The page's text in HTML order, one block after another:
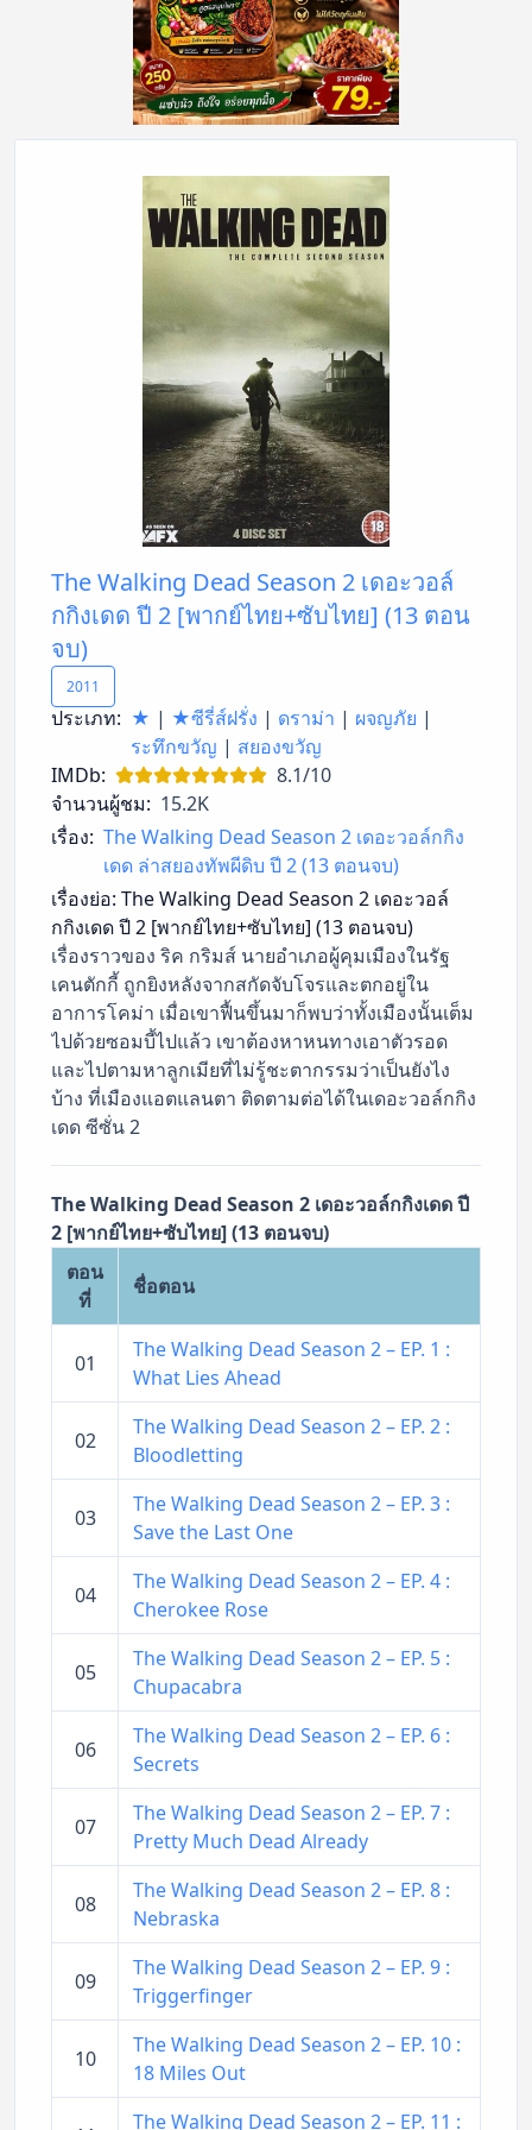
The Walking Dead Season 2 เดอะวอล์
กกิงเดด ปี 2 [พากย์ไทย+ซับไทย] (13 ตอน
จบ)
2011
ประเภท: ★ | ★ซีรี่ส์ฝรั่ง | ดราม่า | ผจญภัย |
ระทึกขวัญ | สยองขวัญ
IMDb:
8.1/10
จำนวนผู้ชม: 15.2K
เรื่อง: The Walking Dead Season 2 เดอะวอล์กกิง
เดด ล่าสยองทัพผีดิบ ปี 2 (13 ตอนจบ)
เรื่องย่อ: The Walking Dead Season 2 เดอะวอล์
กกิงเดด ปี 2 [พากย์ไทย+ซับไทย] (13 ตอนจบ)
เรื่องราวของ ริค กริมส์ นายอำเภอผู้คุมเมืองในรัฐ
เคนตักกี้ ถูกยิงหลังจากสกัดจับโจรและตกอยู่ใน
อาการโคม่า เมื่อเขาฟื้นขึ้นมาก็พบว่าทั้งเมืองนั้นเต็ม
ไปด้วยซอมบี้ไปแล้ว เขาต้องหาหนทางเอาตัวรอด
และไปตามหาลูกเมียที่ไม่รู้ชะตากรรมว่าเป็นยังไง
บ้าง ที่เมืองแอตแลนตา ติดตามต่อได้ในเดอะวอล์กกิง
เดด ซีซั่น 2
The Walking Dead Season 2 เดอะวอล์กกิงเดด ปี
2 [พากย์ไทย+ซับไทย] (13 ตอนจบ)
ตอน
ที่
ชื่อตอน
01
The Walking Dead Season 2 – EP. 1 :
What Lies Ahead
02
The Walking Dead Season 2 – EP. 2 :
Bloodletting
03
The Walking Dead Season 2 – EP. 3 :
Save the Last One
04
The Walking Dead Season 2 – EP. 4 :
Cherokee Rose
05
The Walking Dead Season 2 – EP. 5 :
Chupacabra
06
The Walking Dead Season 2 – EP. 6 :
Secrets
07
The Walking Dead Season 2 – EP. 7 :
Pretty Much Dead Already
08
The Walking Dead Season 2 – EP. 8 :
Nebraska
09
The Walking Dead Season 2 – EP. 9 :
Triggerfinger
10
The Walking Dead Season 2 – EP. 10 :
18 Miles Out
The Walking Dead Season 2 – EP. 11 :